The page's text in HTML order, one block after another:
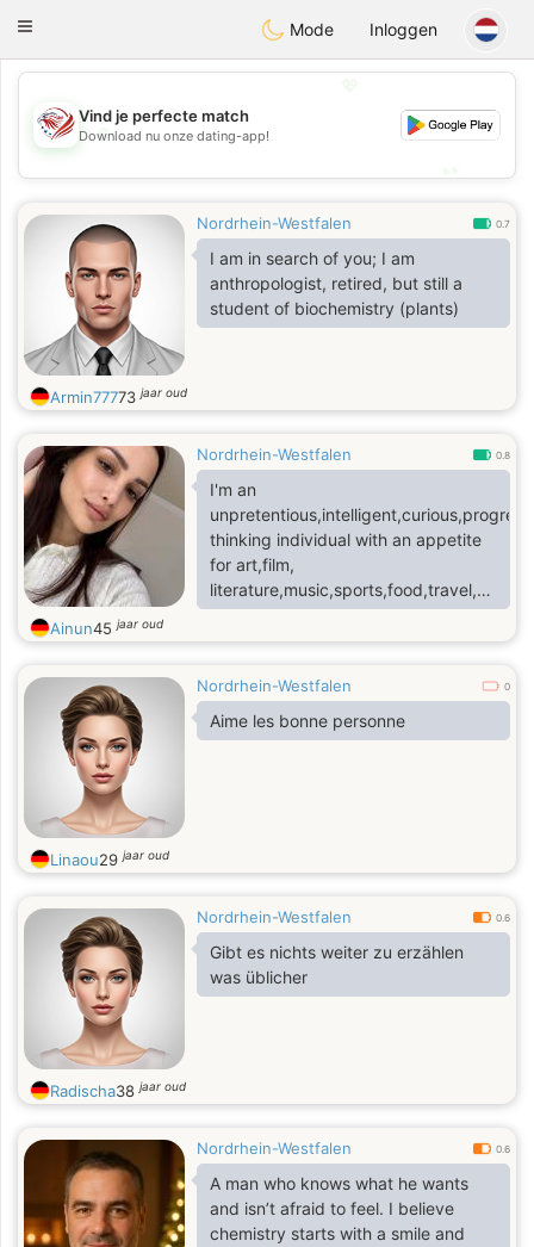
StatesDating
Toggle
Mode Inloggen
💖
💕
Vind je perfecte match
Download nu onze dating-app!
Nordrhein-Westfalen 0.7
I am in search of you; I am
anthropologist, retired, but still a
student of biochemistry (plants)
Armin77773jaar oud
Nordrhein-Westfalen 0.8
I'm an
thinking individual with an appetite
for art,film,
literature,music,sports,food,travel,good
health,the outdoors.I never take
myself too seriously and i also have
effort to follow the Golden Rule.
Ainun45jaar oud
Nordrhein-Westfalen 0
Aime les bonne personne
Linaou29jaar oud
Nordrhein-Westfalen 0.6
Gibt es nichts weiter zu erzählen
was üblicher
Radischa38jaar oud
Nordrhein-Westfalen 0.6
A man who knows what he wants
and isn’t afraid to feel. I believe
chemistry starts with a smile and